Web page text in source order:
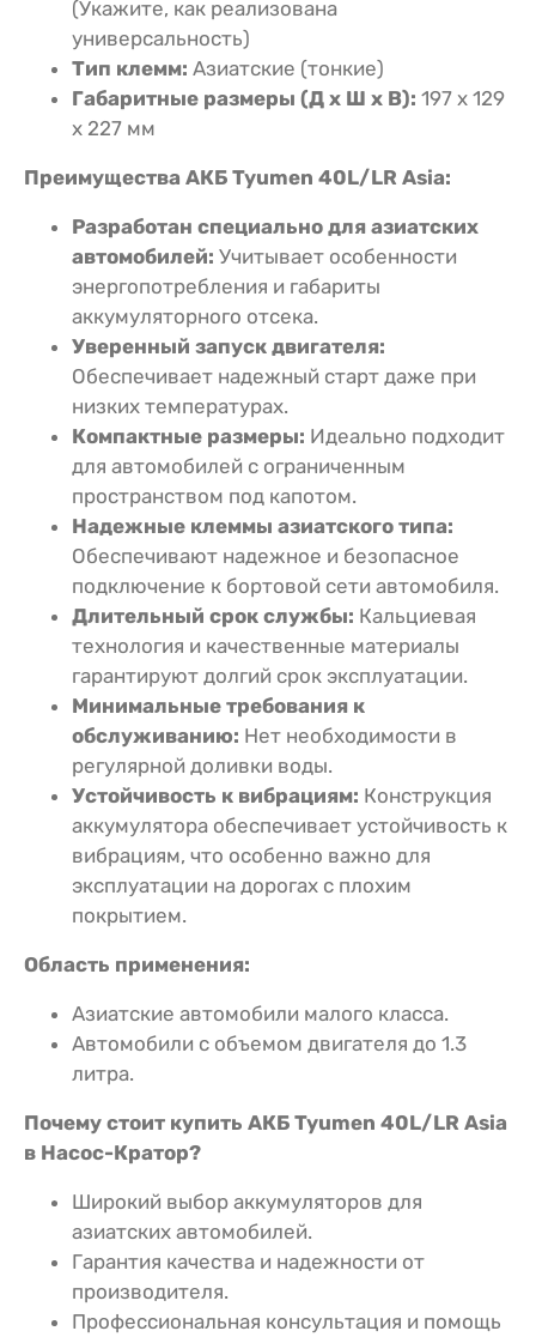
(Укажите, как реализована
универсальность)
Тип клемм: Азиатские (тонкие)
Габаритные размеры (Д x Ш x В): 197 x 129
x 227 мм
Преимущества АКБ Tyumen 40L/LR Asia:
Разработан специально для азиатских
автомобилей: Учитывает особенности
энергопотребления и габариты
аккумуляторного отсека.
Уверенный запуск двигателя:
Обеспечивает надежный старт даже при
низких температурах.
Компактные размеры: Идеально подходит
для автомобилей с ограниченным
пространством под капотом.
Надежные клеммы азиатского типа:
Обеспечивают надежное и безопасное
подключение к бортовой сети автомобиля.
Длительный срок службы: Кальциевая
технология и качественные материалы
гарантируют долгий срок эксплуатации.
Минимальные требования к
обслуживанию: Нет необходимости в
регулярной доливки воды.
Устойчивость к вибрациям: Конструкция
аккумулятора обеспечивает устойчивость к
вибрациям, что особенно важно для
эксплуатации на дорогах с плохим
покрытием.
Область применения:
Азиатские автомобили малого класса.
Автомобили с объемом двигателя до 1.3
литра.
Почему стоит купить АКБ Tyumen 40L/LR Asia
в Насос-Кратор?
Широкий выбор аккумуляторов для
азиатских автомобилей.
Гарантия качества и надежности от
производителя.
Профессиональная консультация и помощь